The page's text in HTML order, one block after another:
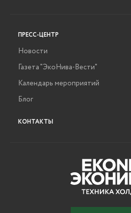
ПРЕСС-ЦЕНТР
Новости
Газета "ЭкоНива-Вести"
Календарь мероприятий
Блог
КОНТАКТЫ